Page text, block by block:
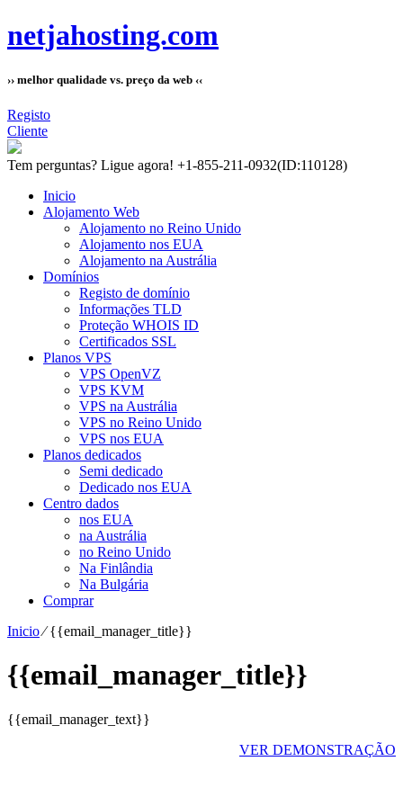
netjahosting.com
›› melhor qualidade vs. preço da web ‹‹
Registo
Cliente
Tem perguntas? Ligue agora! +1-855-211-0932(ID:110128)
Inicio
Alojamento Web
Alojamento no Reino Unido
Alojamento nos EUA
Alojamento na Austrália
Domínios
Registo de domínio
Informações TLD
Proteção WHOIS ID
Certificados SSL
Planos VPS
VPS OpenVZ
VPS KVM
VPS na Austrália
VPS no Reino Unido
VPS nos EUA
Planos dedicados
Semi dedicado
Dedicado nos EUA
Centro dados
nos EUA
na Austrália
no Reino Unido
Na Finlândia
Na Bulgária
Comprar
Inicio⁄{{email_manager_title}}
{{email_manager_title}}
{{email_manager_text}}
VER DEMONSTRAÇÃO